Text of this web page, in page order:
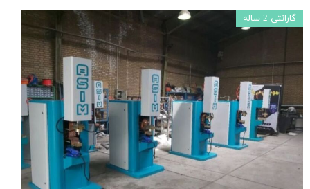
گارانتی 2 ساله